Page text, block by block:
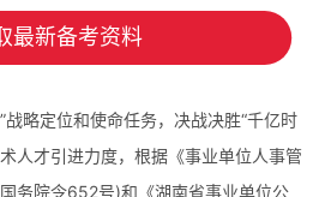
最新备考资料
战略定位和使命任务，决战决胜“千亿时
人才引进力度，根据《事业单位人事管
务院令652号)和《湖南省事业单位公